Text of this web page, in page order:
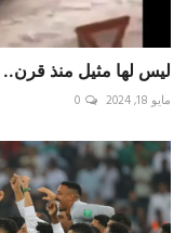
ليس لها مثيل منذ قرن..
مايو 18, 2024 0